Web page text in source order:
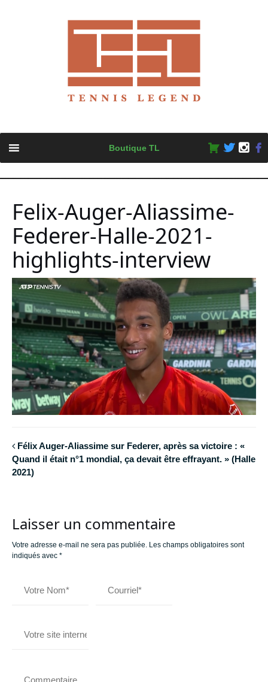
content
Boutique TL
Felix-Auger-Aliassime-
Federer-Halle-2021-
highlights-interview
Félix Auger-Aliassime sur Federer, après sa victoire : «
Quand il était n°1 mondial, ça devait être effrayant. » (Halle
2021)
Laisser un commentaire
Votre adresse e-mail ne sera pas publiée. Les champs obligatoires sont
indiqués avec *